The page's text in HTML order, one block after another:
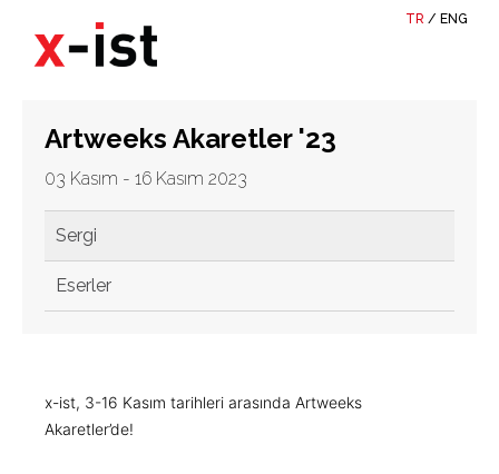
TR / ENG
Artweeks Akaretler '23
03 Kasım - 16 Kasım 2023
Sergi
Eserler
x-ist, 3-16 Kasım tarihleri arasında Artweeks
Akaretler’de!